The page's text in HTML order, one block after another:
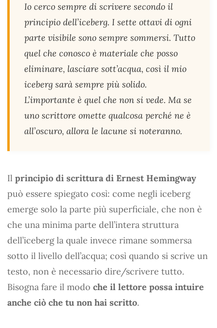
Io cerco sempre di scrivere secondo il
principio dell’iceberg. I sette ottavi di ogni
parte visibile sono sempre sommersi. Tutto
quel che conosco è materiale che posso
eliminare, lasciare sott’acqua, così il mio
iceberg sarà sempre più solido.
L’importante è quel che non si vede. Ma se
uno scrittore omette qualcosa perché ne è
all’oscuro, allora le lacune si noteranno.
Il principio di scrittura di Ernest Hemingway
può essere spiegato così: come negli iceberg
emerge solo la parte più superficiale, che non è
che una minima parte dell’intera struttura
dell’iceberg la quale invece rimane sommersa
sotto il livello dell’acqua; così quando si scrive un
testo, non è necessario dire/scrivere tutto.
Bisogna fare il modo che il lettore possa intuire
anche ciò che tu non hai scritto.